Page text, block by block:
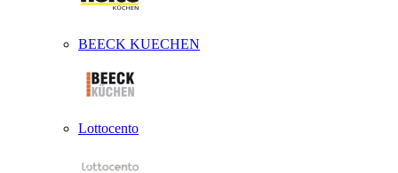
BEECK KUECHEN
Lottocento